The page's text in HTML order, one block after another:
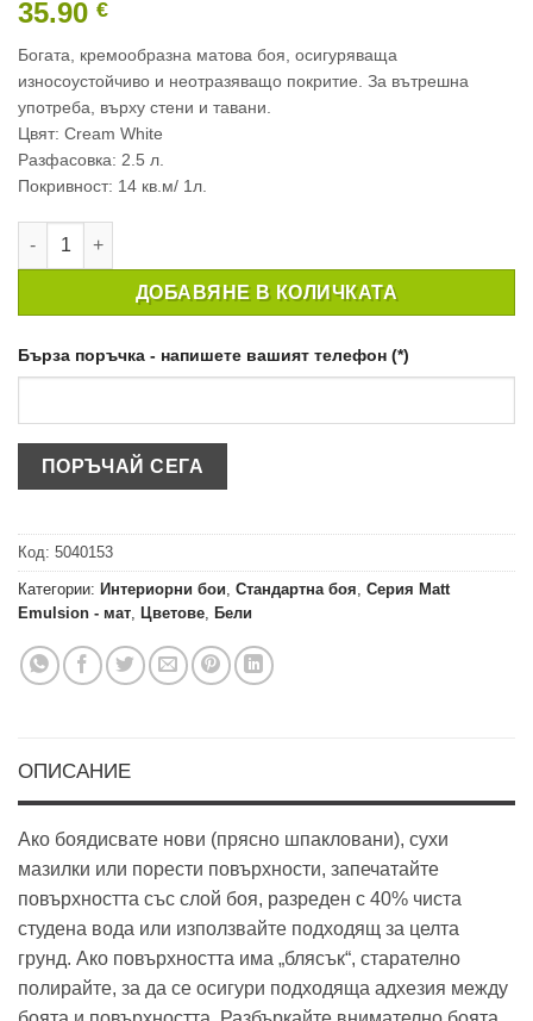
35.90 €
Богата, кремообразна матова боя, осигуряваща
износоустойчиво и неотразяващо покритие. За вътрешна
употреба, върху стени и тавани.
Цвят: Cream White
Разфасовка: 2.5 л.
Покривност: 14 кв.м/ 1л.
количество за ИНТЕРИОРНА БОЯ CROWN MATT EMULSION
ДОБАВЯНЕ В КОЛИЧКАТА
Бърза поръчка - напишете вашият телефон (*)
Код: 5040153
Категории: Интериорни бои Стандартна боя Серия Matt
Emulsion - мат Цветове Бели
ОПИСАНИЕ
Ако боядисвате нови (прясно шпакловани), сухи
мазилки или порести повърхности, запечатайте
повърхността със слой боя, разреден с 40% чиста
студена вода или използвайте подходящ за целта
грунд. Ако повърхността има „блясък“, старателно
полирайте, за да се осигури подходяща адхезия между